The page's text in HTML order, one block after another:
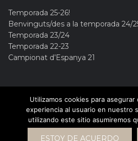
Temporada 25-26!
Benvinguts/des a la temporada 24/
Temporada 23/24
Temporada 22-23
Campionat d’Espanya 21
© Copyright 2015.
Utilizamos cookies para asegurar
experiencia al usuario en nuestro
utilizando este sitio asumiremos
ESTOY DE ACUERDO